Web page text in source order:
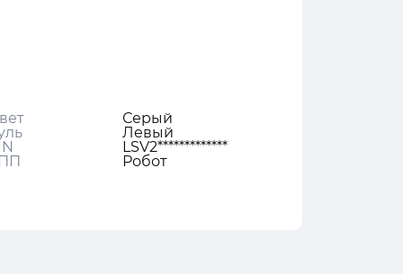
Серый
Левый
LSV2*************
Робот